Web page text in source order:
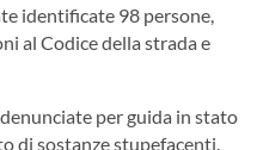
identificate 98 persone,
al Codice della strada e
per guida in stato
di sostanze stupefacenti.